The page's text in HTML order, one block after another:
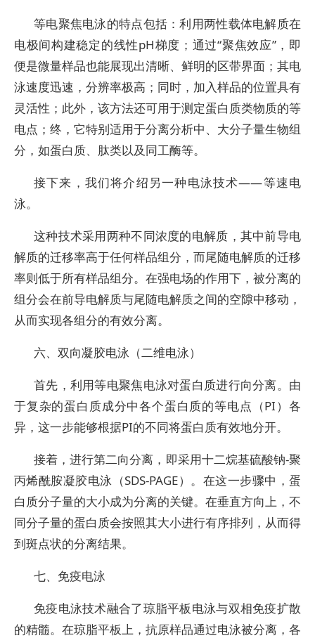
等电聚焦电泳的特点包括：利用两性载体电解质在
电极间构建稳定的线性pH梯度；通过“聚焦效应”，即
便是微量样品也能展现出清晰、鲜明的区带界面；其电
泳速度迅速，分辨率极高；同时，加入样品的位置具有
灵活性；此外，该方法还可用于测定蛋白质类物质的等
电点；终，它特别适用于分离分析中、大分子量生物组
分，如蛋白质、肽类以及同工酶等。
接下来，我们将介绍另一种电泳技术——等速电
泳。
这种技术采用两种不同浓度的电解质，其中前导电
解质的迁移率高于任何样品组分，而尾随电解质的迁移
率则低于所有样品组分。在强电场的作用下，被分离的
组分会在前导电解质与尾随电解质之间的空隙中移动，
从而实现各组分的有效分离。
六、双向凝胶电泳（二维电泳）
首先，利用等电聚焦电泳对蛋白质进行向分离。由
于复杂的蛋白质成分中各个蛋白质的等电点（PI）各
异，这一步能够根据PI的不同将蛋白质有效地分开。
接着，进行第二向分离，即采用十二烷基硫酸钠-聚
丙烯酰胺凝胶电泳（SDS-PAGE）。在这一步骤中，蛋
白质分子量的大小成为分离的关键。在垂直方向上，不
同分子量的蛋白质会按照其大小进行有序排列，从而得
到斑点状的分离结果。
七、免疫电泳
免疫电泳技术融合了琼脂平板电泳与双相免疫扩散
的精髓。在琼脂平板上，抗原样品通过电泳被分离，各